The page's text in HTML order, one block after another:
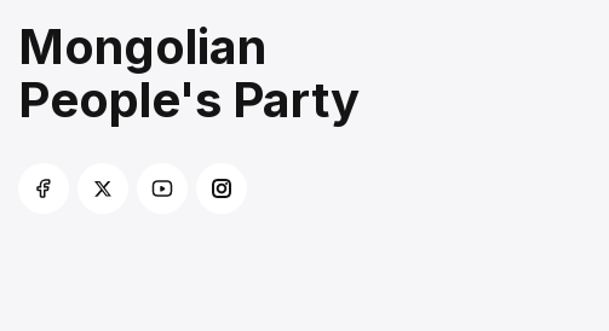
Mongolian
People's Party